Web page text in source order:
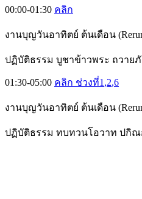
00:00-01:30 คลิก
งานบุญวันอาทิตย์ ต้นเดือน
ปฏิบัติธรรม บูชาข้าวพระ ถวาย
01:30-05:00 คลิก ช่วงที่1 ,2,6
งานบุญวันอาทิตย์ ต้นเดือน
ปฏิบัติธรรม ทบทวนโอวาท ปกิณ